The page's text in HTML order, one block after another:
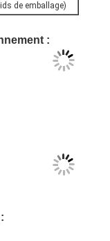
de emballage)
: